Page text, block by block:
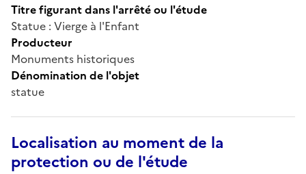
Titre figurant dans l'arrêté ou l'étude
Statue : Vierge à l'Enfant
Producteur
Monuments historiques
Dénomination de l'objet
statue
Localisation au moment de la
protection ou de l'étude